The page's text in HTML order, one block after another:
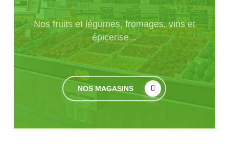
Nos fruits et légumes, fromages, vins et
épicerise...
NOS MAGASINS